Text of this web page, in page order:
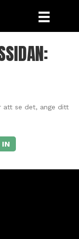
att se det, ange ditt